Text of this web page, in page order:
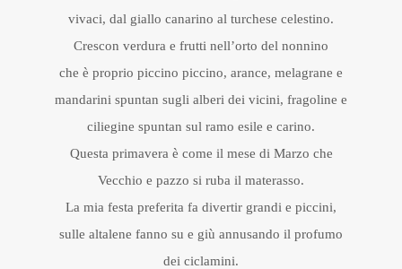
vivaci, dal giallo canarino al turchese celestino.
Crescon verdura e frutti nell’orto del nonnino
che è proprio piccino piccino, arance, melagrane e
mandarini spuntan sugli alberi dei vicini, fragoline e
ciliegine spuntan sul ramo esile e carino.
Questa primavera è come il mese di Marzo che
Vecchio e pazzo si ruba il materasso.
La mia festa preferita fa divertir grandi e piccini,
sulle altalene fanno su e giù annusando il profumo
dei ciclamini.